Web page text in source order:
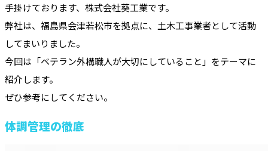
手掛けております、株式会社葵工業です。
弊社は、福島県会津若松市を拠点に、土木工事業者として活動
してまいりました。
今回は「ベテラン外構職人が大切にしていること」をテーマに
紹介します。
ぜひ参考にしてください。
体調管理の徹底